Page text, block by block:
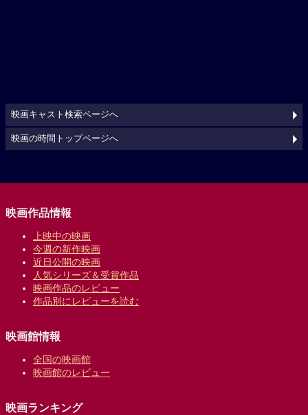
映画キャスト検索ページへ
映画の時間トップページへ
映画作品情報
上映中の映画
今週の新作映画
近日公開の映画
人気シリーズ＆受賞作品
映画作品のレビュー
作品別にレビューを読む
映画館情報
全国の映画館
映画館のレビュー
映画ランキング